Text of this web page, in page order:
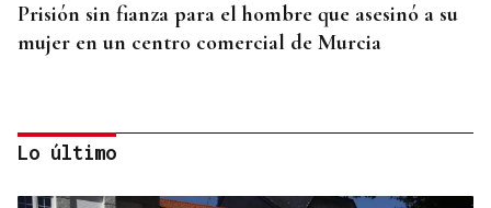
Prisión sin fianza para el hombre que asesinó a su
mujer en un centro comercial de Murcia
Lo último